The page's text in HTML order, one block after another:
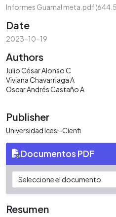
Informes Guamal meta.pdf
Date
2023-10-19
Authors
Julio César Alonso C
Viviana Chavarriaga A
Oscar Andrés Castaño A
Publisher
Universidad Icesi-Cienfi
Documentos PDF
Resumen